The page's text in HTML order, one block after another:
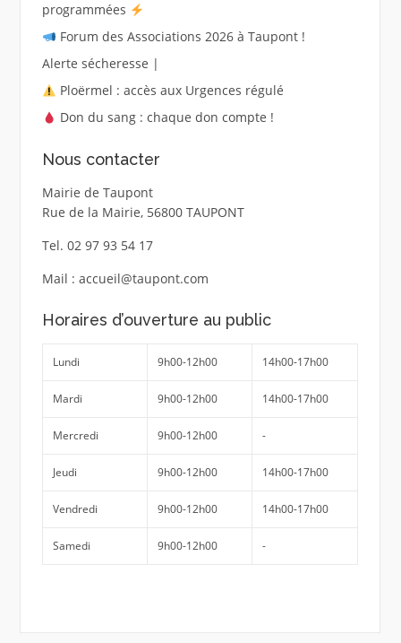
programmées
Forum des Associations 2026 à Taupont !
Alerte sécheresse |
Ploërmel : accès aux Urgences régulé
Don du sang : chaque don compte !
Nous contacter
Mairie de Taupont
Rue de la Mairie, 56800 TAUPONT
Tel. 02 97 93 54 17
Mail : accueil@taupont.com
Horaires d’ouverture au public
Lundi 9h00-12h00 14h00-17h00
Mardi 9h00-12h00 14h00-17h00
Mercredi 9h00-12h00 -
Jeudi 9h00-12h00 14h00-17h00
Vendredi 9h00-12h00 14h00-17h00
Samedi 9h00-12h00 -